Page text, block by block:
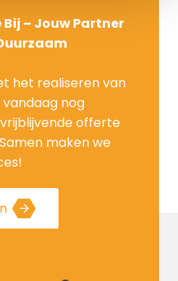
– Jouw Partner
het realiseren van
nog
offerte
maken we